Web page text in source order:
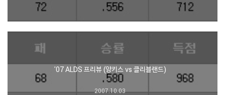
'07 ALDS 프리뷰 (양키스 vs 클리블랜드)
2007.10.03